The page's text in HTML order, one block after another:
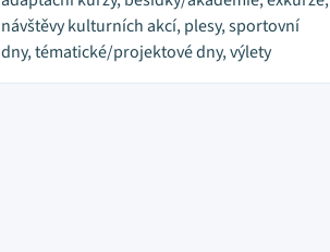
návštěvy kulturních akcí, plesy, sportovní
dny, tématické/projektové dny, výlety